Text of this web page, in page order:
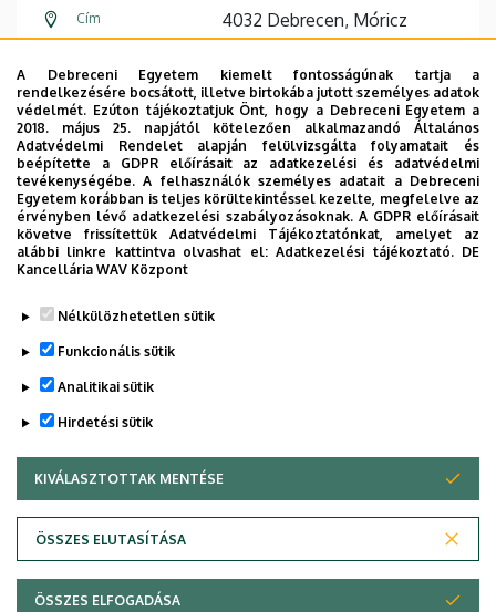
A Debreceni Egyetem kiemelt fontosságúnak tartja a
rendelkezésére bocsátott, illetve birtokába jutott személyes adatok
védelmét. Ezúton tájékoztatjuk Önt, hogy a Debreceni Egyetem a
2018. május 25. napjától kötelezően alkalmazandó Általános
Adatvédelmi Rendelet alapján felülvizsgálta folyamatait és
beépítette a GDPR előírásait az adatkezelési és adatvédelmi
tevékenységébe. A felhasználók személyes adatait a Debreceni
Egyetem korábban is teljes körültekintéssel kezelte, megfelelve az
érvényben lévő adatkezelési szabályozásoknak. A GDPR előírásait
követve frissítettük Adatvédelmi Tájékoztatónkat, amelyet az
alábbi linkre kattintva olvashat el:Adatkezelési tájékoztató. DE
Kancellária WAV Központ
Nélkülözhetetlen sütik
Funkcionális sütik
Analitikai sütik
Hirdetési sütik
KIVÁLASZTOTTAK MENTÉSE
ÖSSZES ELUTASÍTÁSA
WITHDRAW CONSENT
ÖSSZES ELFOGADÁSA
Cím
4032 Debrecen, Móricz
Zsigmond körút 22.
Épület Auguszta II. Tömb
Emelet, ajtó 1. emelet
Weboldal Szervezeti weboldal
Legutóbb frissítve: 2021. 09. 29. 13:23
Adatvédelem